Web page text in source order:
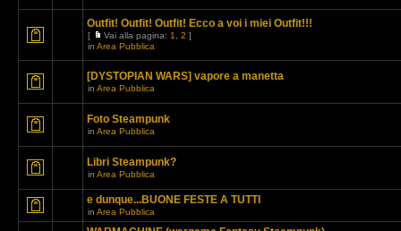
Outfit! Outfit! Outfit! Ecco a voi i miei Outfit!!!
[ Vai alla pagina: 1 2 ]
in Area Pubblica
[DYSTOPIAN WARS] vapore a manetta
in Area Pubblica
Foto Steampunk
in Area Pubblica
Libri Steampunk?
in Area Pubblica
e dunque...BUONE FESTE A TUTTI
in Area Pubblica